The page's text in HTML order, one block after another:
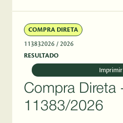
COMPRA DIRETA
113832026 / 2026
RESULTADO
Imprimir
Compra Direta -
11383/2026